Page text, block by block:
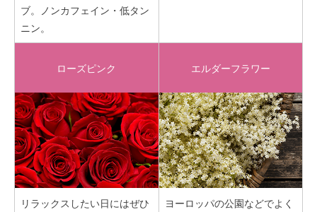
ブ。ノンカフェイン・低タン
ニン。
ローズピンク
リラックスしたい日にはぜひ
エルダーフラワー
ヨーロッパの公園などでよく